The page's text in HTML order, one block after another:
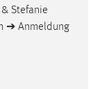
& Stefanie
➔ Anmeldung
diesem Cookie